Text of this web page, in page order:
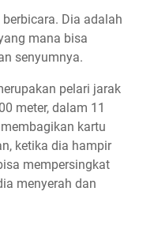
Dia adalah
mana bisa
senyumnya.
pelari jarak
meter, dalam 11
kartu
ketika dia hampir
mempersingkat
menyerah dan